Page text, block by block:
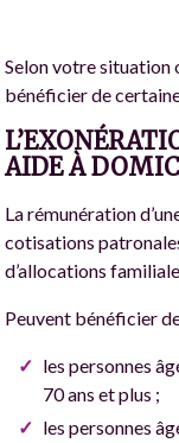
Selon votre situation
bénéficier de
AIDE À
La rémunération
cotisations
d’allocations
Peuvent bénéficier
les personnes
70 ans et plus ;
les personnes